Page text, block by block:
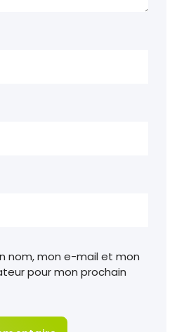
nom, mon e-mail et mon
pour mon prochain